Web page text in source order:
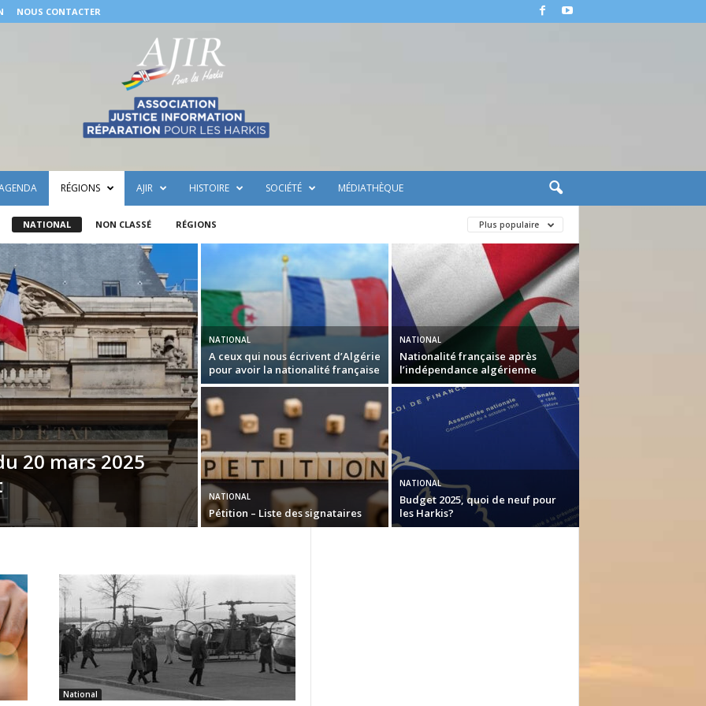
NOUS CONTACTER
RÉGIONS AJIR HISTOIRE SOCIÉTÉ MÉDIATHÈQUE
NATIONAL NON CLASSÉ RÉGIONS Plus populaire
20 mars 2025
NATIONAL
A ceux qui nous écrivent d’Algérie
pour avoir la nationalité française
NATIONAL
Nationalité française après
l’indépendance algérienne
NATIONAL
Pétition – Liste des signataires
NATIONAL
Budget 2025, quoi de neuf pour
les Harkis?
National